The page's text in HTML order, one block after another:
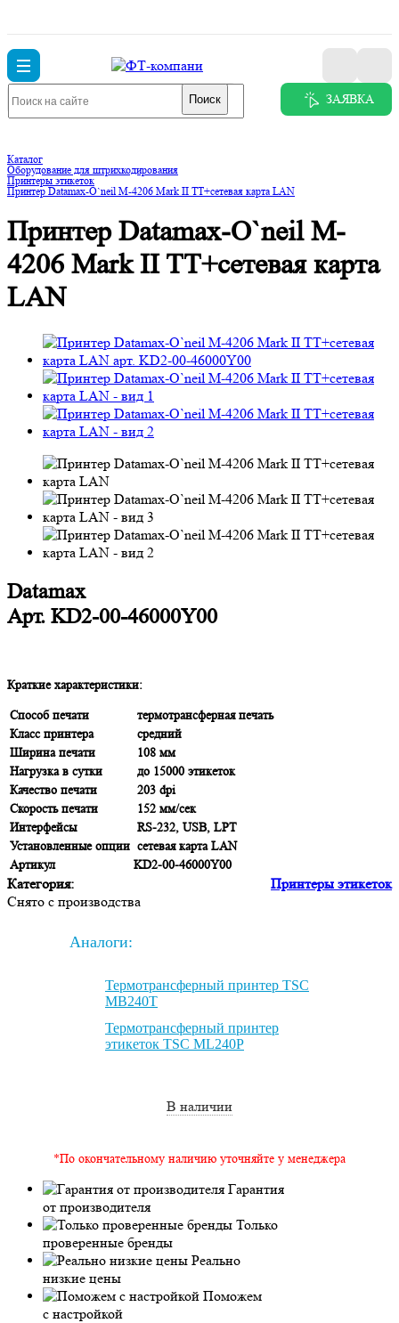
Поиск ЗАЯВКА
Каталог
Оборудование для штрихкодирования
Принтеры этикеток
Принтер Datamax-O`neil M-4206 Mark II TT+сетевая карта LAN
Принтер Datamax-O`neil M-
4206 Mark II TT+сетевая карта
LAN
Datamax
Арт. KD2-00-46000Y00
Краткие характеристики:
Способ печати
термотрансферная печать
Класс принтера
средний
Ширина печати
108 мм
Нагрузка в сутки
до 15000 этикеток
Качество печати
203 dpi
Скорость печати
152 мм/сек
Интерфейсы
RS-232, USB, LPT
Установленные опции сетевая карта LAN
Артикул
KD2-00-46000Y00
Категория:
Принтеры этикеток
Снято с производства
Аналоги:
Термотрансферный принтер TSC
MB240T
Термотрансферный принтер
этикеток TSC ML240P
В наличии
*По окончательному наличию уточняйте у менеджера
Гарантия
от производителя
Только
проверенные бренды
Реально
низкие цены
Поможем
с настройкой